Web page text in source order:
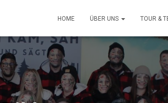
HOME ÜBER UNS TOUR &